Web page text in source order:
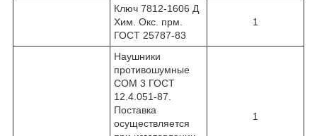
Ключ 7812-1606 Д
Хим. Окс. прм.
ГОСТ 25787-83
1
Наушники
противошумные
СОМ 3 ГОСТ
12.4.051-87.
Поставка
осуществляется
1